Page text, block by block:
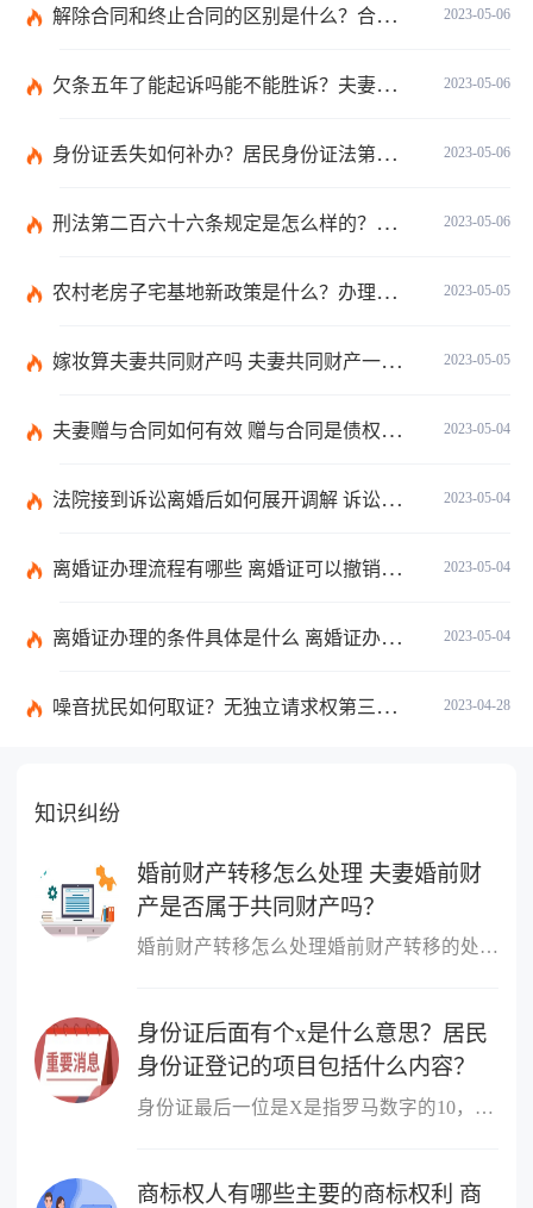
2023-05-06
解除合同和终止合同的区别是什么？合同终止和合同解除哪个需要赔款？
2023-05-06
欠条五年了能起诉吗能不能胜诉？夫妻之间的借条怎么写？
2023-05-06
身份证丢失如何补办？居民身份证法第十一条内容是怎么样的呢？
2023-05-06
刑法第二百六十六条规定是怎么样的？诈骗多少金额可以立案？
2023-05-05
农村老房子宅基地新政策是什么？办理二抵押不需要抵押合同吗？
2023-05-05
嫁妆算夫妻共同财产吗 夫妻共同财产一方有权单独处理吗？
2023-05-04
夫妻赠与合同如何有效 赠与合同是债权合同吗？
2023-05-04
法院接到诉讼离婚后如何展开调解 诉讼离婚要多久才能离？
2023-05-04
离婚证办理流程有哪些 离婚证可以撤销吗？
2023-05-04
离婚证办理的条件具体是什么 离婚证办理流程有哪些？
2023-04-28
噪音扰民如何取证？无独立请求权第三人承担责任的情形看这里
知识纠纷
婚前财产转移怎么处理 夫妻婚前财
产是否属于共同财产吗？
婚前财产转移怎么处理婚前财产转移的处理方式是可以向人民法院提起...
身份证后面有个x是什么意思？居民
身份证登记的项目包括什么内容？
身份证最后一位是X是指罗马数字的10，用X来代替10。根据相关法律规...
商标权人有哪些主要的商标权利 商